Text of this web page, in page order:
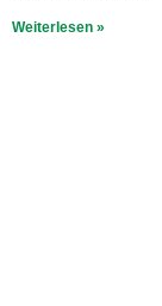
Weiterlesen »